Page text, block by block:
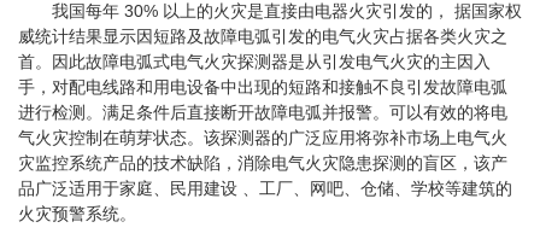
我国每年 30% 以上的火灾是直接由电器火灾引发的， 据国家权
威统计结果显示因短路及故障电弧引发的电气火灾占据各类火灾之
首。因此故障电弧式电气火灾探测器是从引发电气火灾的主因入
手，对配电线路和用电设备中出现的短路和接触不良引发故障电弧
进行检测。满足条件后直接断开故障电弧并报警。可以有效的将电
气火灾控制在萌芽状态。该探测器的广泛应用将弥补市场上电气火
灾监控系统产品的技术缺陷，消除电气火灾隐患探测的盲区，该产
品广泛适用于家庭、民用建设 、工厂、网吧、仓储、学校等建筑的
火灾预警系统。